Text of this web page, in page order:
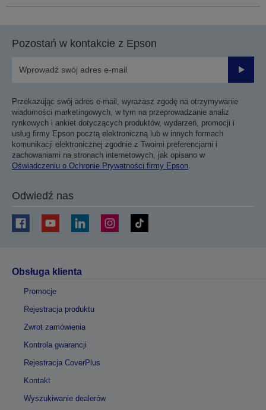
Pozostań w kontakcie z Epson
Przekazując swój adres e-mail, wyrażasz zgodę na otrzymywanie
wiadomości marketingowych, w tym na przeprowadzanie analiz
rynkowych i ankiet dotyczących produktów, wydarzeń, promocji i
usług firmy Epson pocztą elektroniczną lub w innych formach
komunikacji elektronicznej zgodnie z Twoimi preferencjami i
zachowaniami na stronach internetowych, jak opisano w
Oświadczeniu o Ochronie Prywatności firmy Epson.
Odwiedź nas
Obsługa klienta
Promocje
Rejestracja produktu
Zwrot zamówienia
Kontrola gwarancji
Rejestracja CoverPlus
Kontakt
Wyszukiwanie dealerów